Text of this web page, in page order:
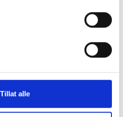
Tillat alleav Ø 8mm
i rostfritt stål M8x30.